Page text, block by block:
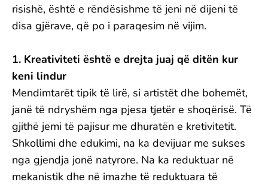
risishë, është e rëndësishme të jeni në dijeni të
disa gjërave, që po i paraqesim në vijim.
1. Kreativiteti është e drejta juaj që ditën kur
keni lindur
Mendimtarët tipik të lirë, si artistët dhe bohemët,
janë të ndryshëm nga pjesa tjetër e shoqërisë. Të
gjithë jemi të pajisur me dhuratën e kretivitetit.
Shkollimi dhe edukimi, na ka devijuar me sukses
nga gjendja jonë natyrore. Na ka reduktuar në
mekanistik dhe në imazhe të reduktuara të